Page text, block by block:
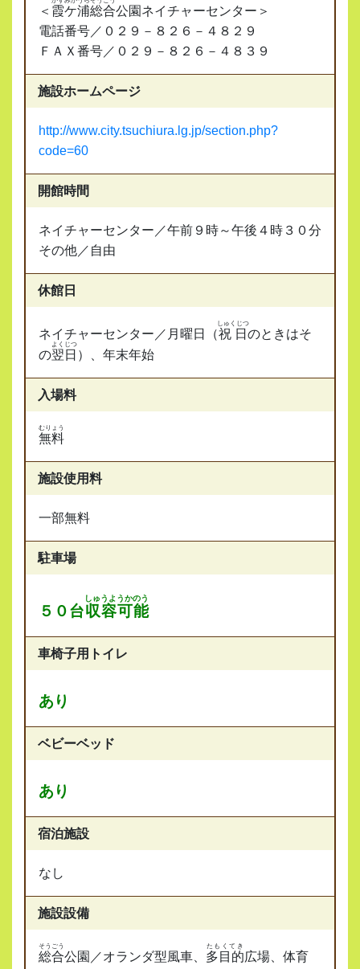
＜ 霞ケ浦総合公園ネイチャーセンター＞
電話番号／０２９－８２６－４８２９
ＦＡＸ番号／０２９－８２６－４８３９
施設ホームページ
http://www.city.tsuchiura.lg.jp/section.php?
code=60
開館時間
ネイチャーセンター／午前９時～午後４時３０分
その他／自由
休館日
ネイチャーセンター／月曜日（祝日
しゅくじつ
のときはそ
の翌日
よくじつ
）、年末年始
入場料
無料
むりょう
施設使用料
一部無料
駐車場
５０台収容可能
しゅうようかのう
車椅子用トイレ
あり
ベビーベッド
あり
宿泊施設
なし
施設設備
総合
そうごう
公園／オランダ型風車、 多目的
たもくてき
広場、体育